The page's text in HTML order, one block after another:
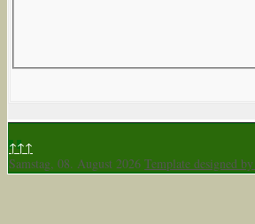
↑↑↑
Samstag, 08. August 2026 Template designed